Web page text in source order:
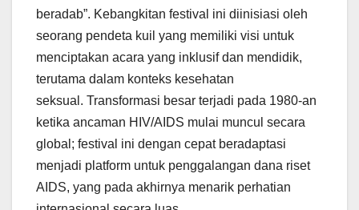
beradab”. Kebangkitan festival ini diinisiasi oleh
seorang pendeta kuil yang memiliki visi untuk
menciptakan acara yang inklusif dan mendidik,
terutama dalam konteks kesehatan
seksual. Transformasi besar terjadi pada 1980-an
ketika ancaman HIV/AIDS mulai muncul secara
global; festival ini dengan cepat beradaptasi
menjadi platform untuk penggalangan dana riset
AIDS, yang pada akhirnya menarik perhatian